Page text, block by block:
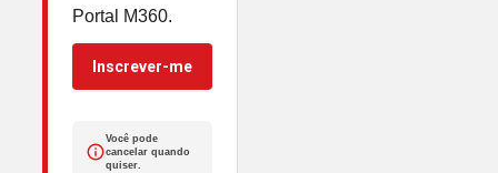
Portal M360.
Inscrever-me
Você pode
cancelar quando
quiser.